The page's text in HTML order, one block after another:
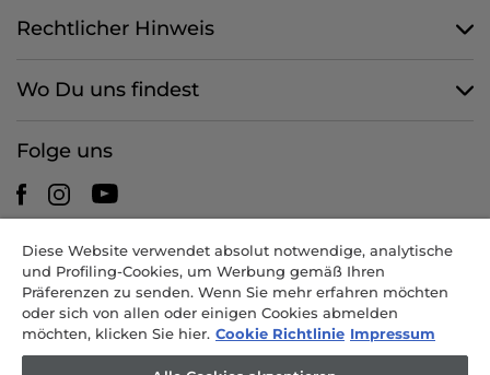
Rechtlicher Hinweis
Wo Du uns findest
Folge uns
CANDY HOOVER GROUP S.r.I. - mit Alleingesellschafter -
RECHTSSITZ: Via Comolli 57 - 20861 Brugherio (MB) - Italien -
VERWALTUNGSSITZE: Via Privata Eden Fumagalli snc - 20861
Brugherio (MB) und Via Trento 20/A-22 - 20871 Vimercate (MB) -
Diese Website verwendet absolut notwendige, analytische
und Profiling-Cookies, um Werbung gemäß Ihren
Präferenzen zu senden. Wenn Sie mehr erfahren möchten
oder sich von allen oder einigen Cookies abmelden
möchten, klicken Sie hier. Cookie Richtlinie Impressum